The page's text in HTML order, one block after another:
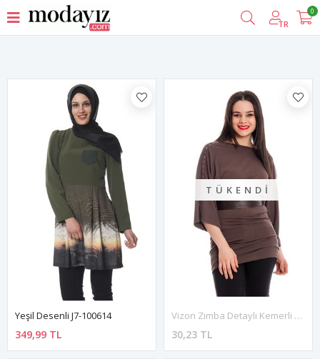
TR
0
Filtrele
Yeşil Desenli J7-100614
349,99 TL
TÜKENDI
Vizon Zımba Detaylı Kemerli Tunik F11-130174
30,23 TL